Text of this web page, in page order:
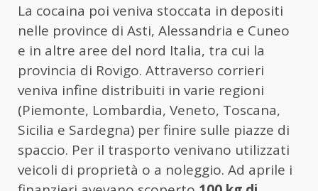
La cocaina poi veniva stoccata in depositi
nelle province di Asti, Alessandria e Cuneo
e in altre aree del nord Italia, tra cui la
provincia di Rovigo. Attraverso corrieri
veniva infine distribuiti in varie regioni
(Piemonte, Lombardia, Veneto, Toscana,
Sicilia e Sardegna) per finire sulle piazze di
spaccio. Per il trasporto venivano utilizzati
veicoli di proprietà o a noleggio. Ad aprile i